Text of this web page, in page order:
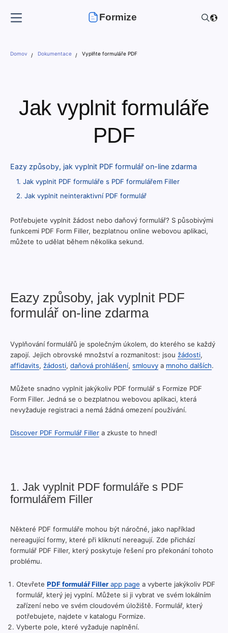
Formize
Domov Dokumentace Vyplňte formuláře PDF
Jak vyplnit formuláře
PDF
Eazy způsoby, jak vyplnit PDF formulář on-line zdarma
1. Jak vyplnit PDF formuláře s PDF formulářem Filler
2. Jak vyplnit neinteraktivní PDF formulář
Potřebujete vyplnit žádost nebo daňový formulář? S působivými
funkcemi PDF Form Filler, bezplatnou online webovou aplikaci,
můžete to udělat během několika sekund.
Eazy způsoby, jak vyplnit PDF
formulář on-line zdarma
Vyplňování formulářů je společným úkolem, do kterého se každý
zapojí. Jejich obrovské množství a rozmanitost: jsou žádosti,
affidavits, žádosti, daňová prohlášení, smlouvy a mnoho dalších.
Můžete snadno vyplnit jakýkoliv PDF formulář s Formize PDF
Form Filler. Jedná se o bezplatnou webovou aplikaci, která
nevyžaduje registraci a nemá žádná omezení používání.
Discover PDF Formulář Filler a zkuste to hned!
1. Jak vyplnit PDF formuláře s PDF
formulářem Filler
Některé PDF formuláře mohou být náročné, jako například
nereagující formy, které při kliknutí nereagují. Zde přichází
formulář PDF Filler, který poskytuje řešení pro překonání tohoto
problému.
Otevřete PDF formulář Fillerapp page a vyberte jakýkoliv PDF
formulář, který jej vyplní. Můžete si ji vybrat ve svém lokálním
zařízení nebo ve svém cloudovém úložiště. Formulář, který
potřebujete, najdete v katalogu Formize.
Vyberte pole, které vyžaduje naplnění.